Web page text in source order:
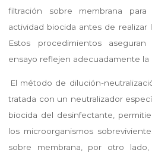
filtración sobre membrana
actividad biocida antes de realizar
Estos procedimientos
ensayo reflejen adecuadamente la
El método de dilución-
tratada con un neutralizador
biocida del desinfectante,
los microorganismos
sobre membrana, por otro